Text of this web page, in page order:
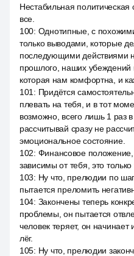
Нестабильная политическая
все.
100: Однотипные, с
только выводами, которые
последующими действиями
прошлого, наших
которая нам комфортна, и
101 : Придётся
плевать на тебя, и в тот
возможно, всего лишь 1 раз
рассчитывай сразу не
эмоциональное состояние.
102: Финансовое
зависимы от тебя, это только
103: Ну что, прелюдии по
пытается преломить
104: Закончены теперь
проблемы, он пытается
человек теряет, он начинает
лёг.
105: Ну что, прелюдии